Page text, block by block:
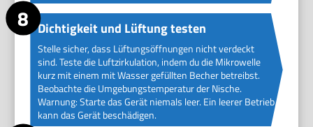
Dichtigkeit und Lüftung testen
Stelle sicher, dass Lüftungsöffnungen nicht verdeckt
sind. Teste die Luftzirkulation, indem du die Mikrowelle
kurz mit einem mit Wasser gefüllten Becher betreibst.
Beobachte die Umgebungstemperatur der Nische.
Warnung: Starte das Gerät niemals leer. Ein leerer Betrieb
kann das Gerät beschädigen.